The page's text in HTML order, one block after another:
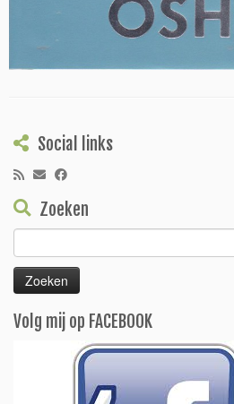
Social links
Zoeken
naar:
Volg mij op FACEBOOK